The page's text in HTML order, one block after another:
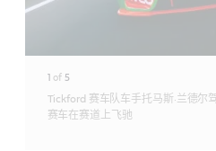
1 of 5
Tickford 赛车队车手托马斯·兰德尔
赛车在赛道上飞驰